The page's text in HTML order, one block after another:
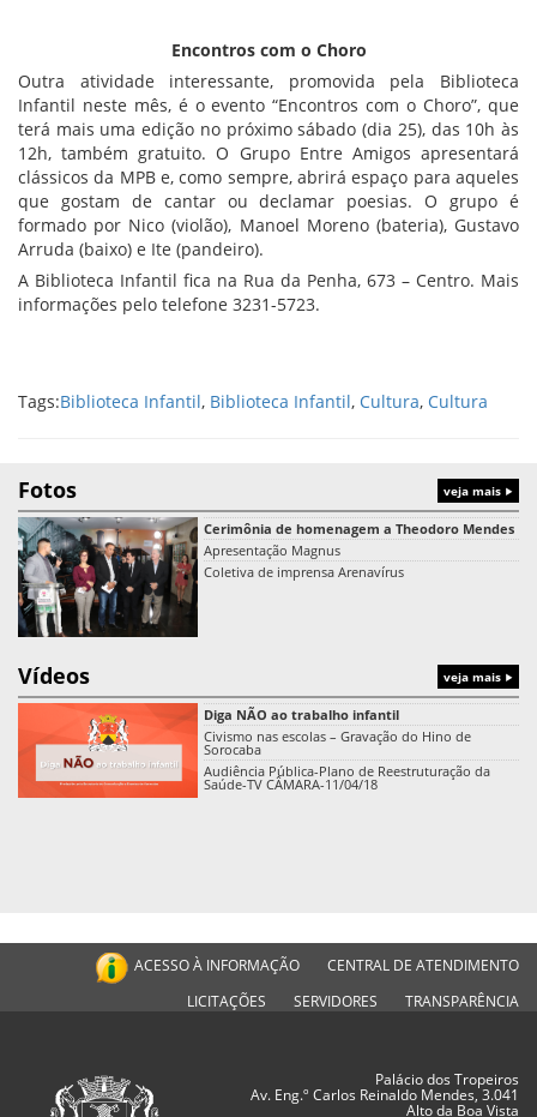
Encontros com o Choro
Outra atividade interessante, promovida pela Biblioteca
Infantil neste mês, é o evento “Encontros com o Choro”, que
terá mais uma edição no próximo sábado (dia 25), das 10h às
12h, também gratuito. O Grupo Entre Amigos apresentará
clássicos da MPB e, como sempre, abrirá espaço para aqueles
que gostam de cantar ou declamar poesias. O grupo é
formado por Nico (violão), Manoel Moreno (bateria), Gustavo
Arruda (baixo) e Ite (pandeiro).
A Biblioteca Infantil fica na Rua da Penha, 673 – Centro. Mais
informações pelo telefone 3231-5723.
Tags:Biblioteca Infantil, Biblioteca Infantil, Cultura, Cultura
Fotos veja mais
Cerimônia de homenagem a Theodoro Mendes
Apresentação Magnus
Coletiva de imprensa Arenavírus
Vídeos veja mais
Diga NÃO ao trabalho infantil
Civismo nas escolas – Gravação do Hino de
Sorocaba
Audiência Pública-Plano de Reestruturação da
Saúde-TV CÂMARA-11/04/18
ACESSO À INFORMAÇÃO
CENTRAL DE ATENDIMENTO
LICITAÇÕES
SERVIDORES TRANSPARÊNCIA
Palácio dos Tropeiros
Av. Eng.º Carlos Reinaldo Mendes, 3.041
Alto da Boa Vista